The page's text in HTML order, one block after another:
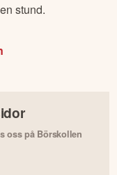
stund.
oss på Börskollen